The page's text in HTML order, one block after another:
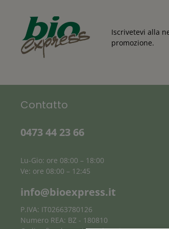
Iscrivetevi alla
promozione.
Contatto
0473 44 23 66
Lu-Gio: ore 08:00 – 18:00
Ve: ore 08:00 – 12:45
info@bioexpress.it
P.IVA: IT02663780126
Numero REA: BZ - 180810